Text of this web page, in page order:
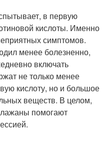
в первую
кислоты. Именно
симптомов.
менее болезненно,
включать
не только менее
кислоту, но и большое
веществ. В целом,
помогают